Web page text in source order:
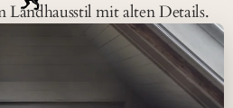
mit alten Details.